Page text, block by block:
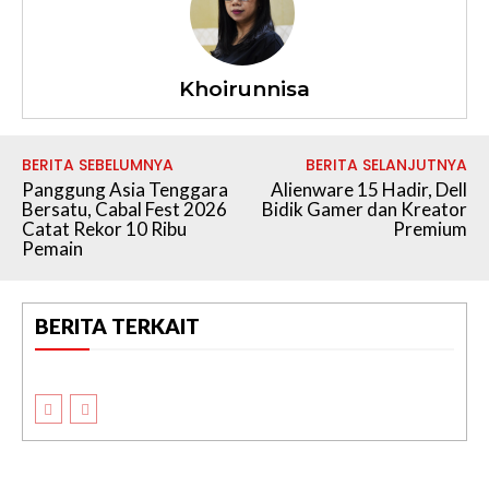
Khoirunnisa
BERITA SEBELUMNYA
Panggung Asia Tenggara
Bersatu, Cabal Fest 2026
Catat Rekor 10 Ribu
Pemain
BERITA SELANJUTNYA
Alienware 15 Hadir, Dell
Bidik Gamer dan Kreator
Premium
BERITA TERKAIT